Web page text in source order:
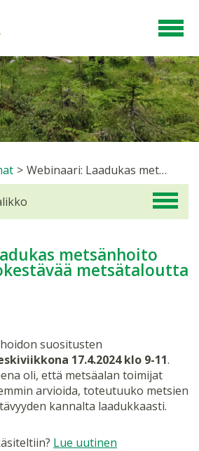
> Webinaari: Laadukas metsänhoito osana ilmastokestävää metsätaloutta 17.4.2024
metsänhoito
metsätaloutta
suositusten
17.4.2024 klo 9-11.
oli, että metsäalan toimijat
arvioida, toteutuuko metsien
kannalta laadukkaasti.
Lue uutinen